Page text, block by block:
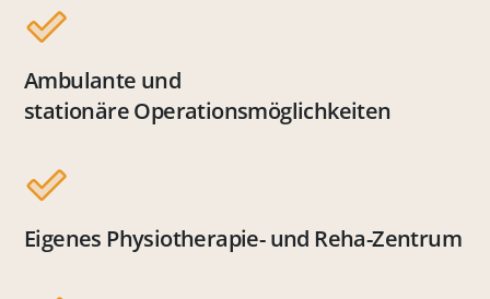
Ambulante und
stationäre Operationsmöglichkeiten
Eigenes Physiotherapie- und Reha-Zentrum